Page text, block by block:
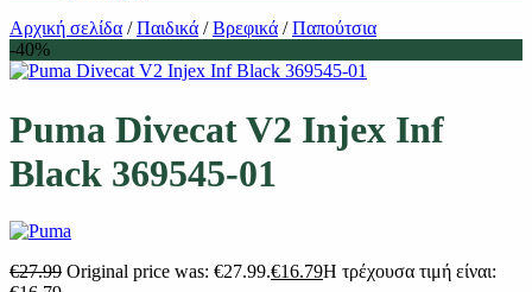
Αρχική σελίδα / Παιδικά / Βρεφικά / Παπούτσια
-40%
Puma Divecat V2 Injex Inf
Black 369545-01
€27.99 Original price was: €27.99.€16.79Η τρέχουσα τιμή είναι: